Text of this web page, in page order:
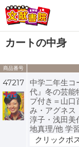
会員登録
ログイン
カートの中身
商品番号
47217 中学二年生コ
代』冬の芸能
プ付き＝山口
み・アグネス
淳子・浅田美
地真理/他 学
クリックポ